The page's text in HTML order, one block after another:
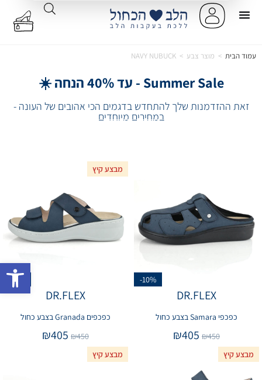
עמוד הבית > מוצר צבע >
NAVY NUBUCK
Summer Sale - עד 40% הנחה ☀️
זאת ההזדמנות שלך להתחדש בדגמים הכי אהובים של העונה -
במחירים מיוחדים
-10%
DR.FLEX
כפכפי Samara בצבע כחול
₪450
₪405
מבצע קיץ
-10%
DR.FLEX
כפכפים Granada בצבע כחול
₪450
₪405
מבצע קיץ מבצע קיץ